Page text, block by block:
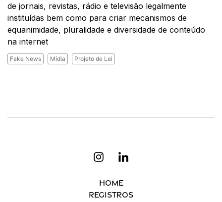
de jornais, revistas, rádio e televisão legalmente
instituídas bem como para criar mecanismos de
equanimidade, pluralidade e diversidade de conteúdo
na internet
Fake News Mídia Projeto de Lei
Home
Registros